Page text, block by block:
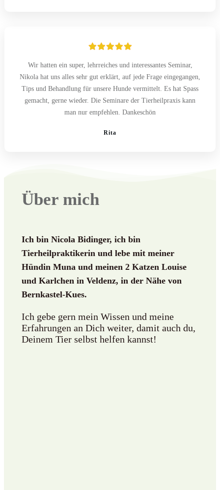
Wir hatten ein super, lehrreiches und interessantes Seminar,
Nikola hat uns alles sehr gut erklärt, auf jede Frage eingegangen,
Tips und Behandlung für unsere Hunde vermittelt. Es hat Spass
gemacht, gerne wieder. Die Seminare der Tierheilpraxis kann
man nur empfehlen. Dankeschön
Rita
Über mich
Ich bin Nicola Bidinger, ich bin
Tierheilpraktikerin und lebe mit meiner
Hündin Muna und meinen 2 Katzen Louise
und Karlchen in Veldenz, in der Nähe von
Bernkastel-Kues.
Ich gebe gern mein Wissen und meine
Erfahrungen an Dich weiter, damit auch du,
Deinem Tier selbst helfen kannst!